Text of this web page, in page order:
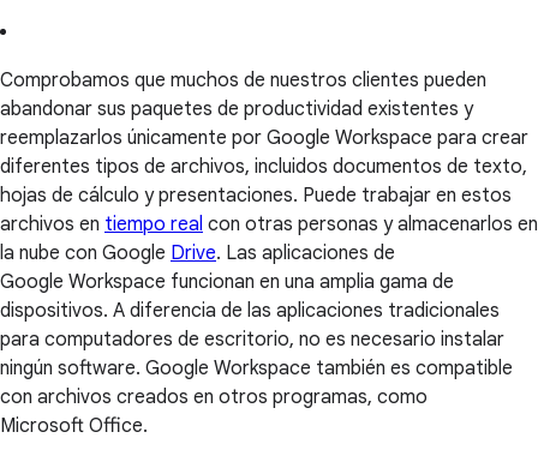
Comprobamos que muchos de nuestros clientes pueden
abandonar sus paquetes de productividad existentes y
reemplazarlos únicamente por Google Workspace para crear
diferentes tipos de archivos, incluidos documentos de texto,
hojas de cálculo y presentaciones. Puede trabajar en estos
archivos en tiempo real con otras personas y almacenarlos en
la nube con Google Drive. Las aplicaciones de
Google Workspace funcionan en una amplia gama de
dispositivos. A diferencia de las aplicaciones tradicionales
para computadores de escritorio, no es necesario instalar
ningún software. Google Workspace también es compatible
con archivos creados en otros programas, como
Microsoft Office.